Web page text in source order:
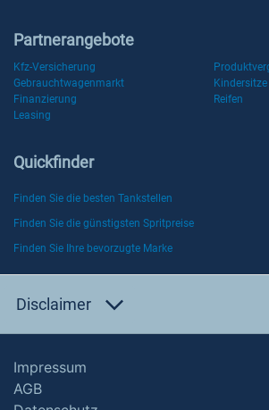
Partnerangebote
Kfz-Versicherung
Gebrauchtwagenmarkt
Kindersitze
Finanzierung
Reifen
Leasing
Quickfinder
Finden Sie die besten Tankstellen
Finden Sie die günstigsten Spritpreise
Finden Sie Ihre bevorzugte Marke
Disclaimer
Impressum
AGB